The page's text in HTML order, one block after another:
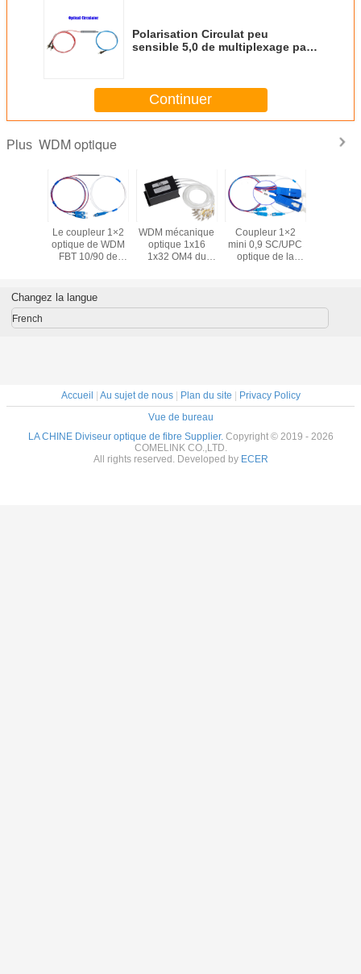
Polarisation Circulat peu
sensible 5,0 de multiplexage par
Continuer
Plus WDM optique
Le coupleur 1×2
optique de WDM
FBT 10/90 de
coniques de
diviseur
WDM mécanique
optique 1x16
1x32 OM4 du
Coupleur 1×2
mini 0,9 SC/UPC
optique de la
Changez la langue
French
Accueil | Au sujet de nous| Plan du site | Privacy Policy
Vue de bureau
LA CHINE Diviseur optique de fibre Supplier. Copyright © 2019 - 2026
COMELINK CO.,LTD.
All rights reserved. Developed by ECER